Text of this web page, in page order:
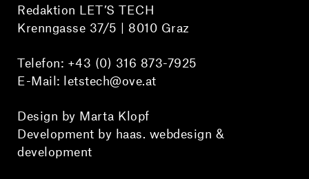
Redaktion LET’S TECH
Krenngasse 37/5 | 8010 Graz
Telefon: +43 (0) 316 873-7925
E-Mail: letstech@ove.at
Design by Marta Klopf
Development by haas. webdesign &
development